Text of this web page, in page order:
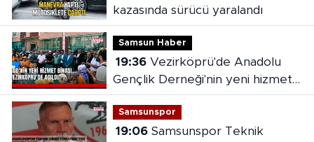
kazasında sürücü yaralandı
Samsun Haber
19:36Vezirköprü'de Anadolu
Gençlik Derneği'nin yeni hizmet
binası açıldı
Samsunspor
19:06Samsunspor Teknik